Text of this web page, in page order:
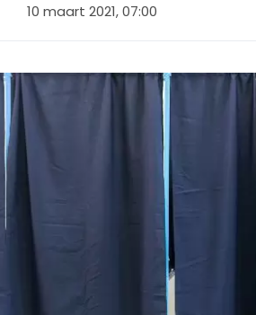
10 maart 2021, 07:00